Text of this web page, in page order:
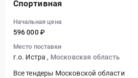
Спортивная
Начальная цена
596 000 ₽
Место поставки
г.о. Истра , Московская область
Все тендеры Московской области